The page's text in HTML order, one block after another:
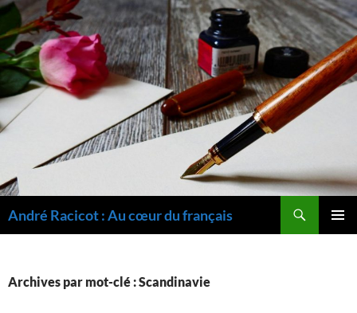
André Racicot : Au cœur du français
Archives par mot-clé : Scandinavie